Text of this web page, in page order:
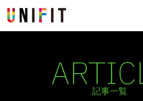
記事一覧